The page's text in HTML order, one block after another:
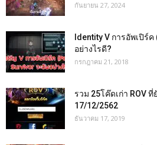
กันยายน 27, 2024
Identity V การอัพเปิร์
อย่างไรดี?
กรกฎาคม 21, 2018
รวม 25โค๊ดเก่า ROV
17/12/2562
ธันวาคม 17, 2019